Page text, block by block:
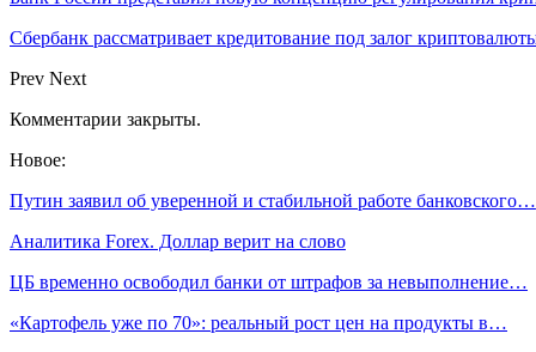
Сбербанк рассматривает кредитование под залог
Prev Next
Комментарии закрыты.
Новое:
Путин заявил об уверенной и стабильной работе банковского…
Аналитика Forex. Доллар верит на слово
ЦБ временно освободил банки от штрафов за невыполнение…
«Картофель уже по 70»: реальный рост цен на продукты в…